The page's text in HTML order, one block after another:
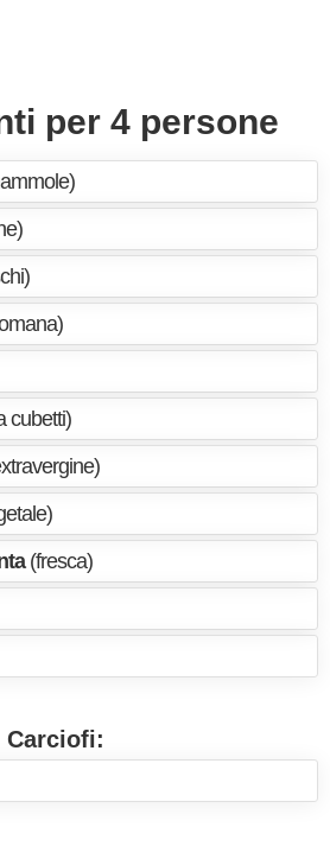
per 4 persone
cubetti)
(fresca)
Carciofi: